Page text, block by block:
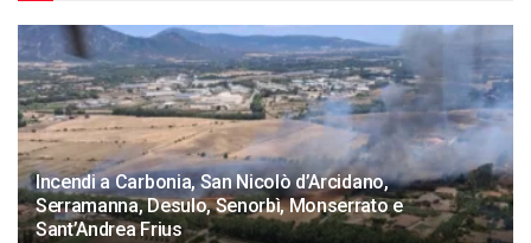
Incendi a Carbonia, San Nicolò d’Arcidano,
Serramanna, Desulo, Senorbì, Monserrato e
Sant’Andrea Frius